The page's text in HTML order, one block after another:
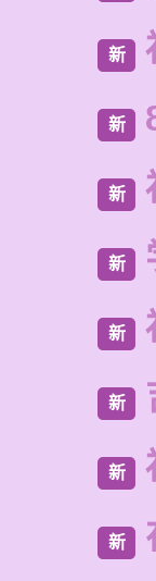
新
新
新
新
新
新
新
新